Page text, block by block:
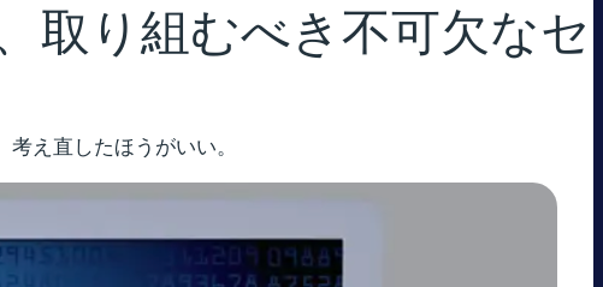
り組むべき不可欠なセ
え直したほうがいい。